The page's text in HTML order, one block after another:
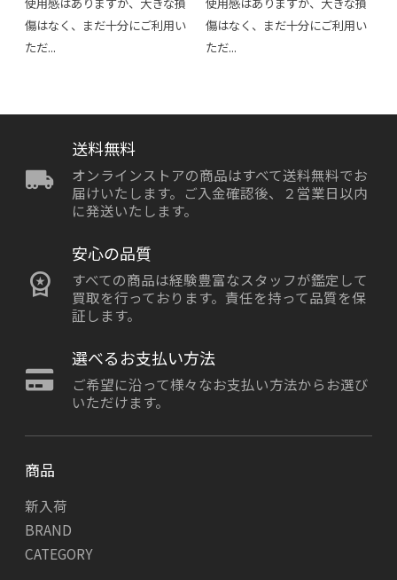
傷はなく、まだ十分にご利用い
ただ...
傷はなく、まだ十分にご利用い
ただ...
送料無料
オンラインストアの商品はすべて送料無料でお
届けいたします。ご入金確認後、２営業日以内
に発送いたします。
安心の品質
すべての商品は経験豊富なスタッフが鑑定して
買取を行っております。責任を持って品質を保
証します。
選べるお支払い方法
ご希望に沿って様々なお支払い方法からお選び
いただけます。
商品
新入荷
BRAND
CATEGORY